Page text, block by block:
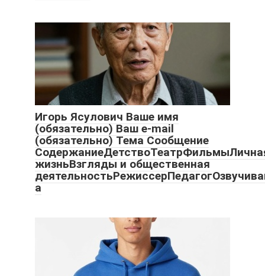
Игорь Ясулович Ваше имя
(обязательно) Ваш e-mail
(обязательно) Тема Сообщение
жизньВзгляды и общественная
а